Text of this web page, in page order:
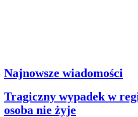
Najnowsze wiadomości
Tragiczny wypadek w
osoba nie żyje